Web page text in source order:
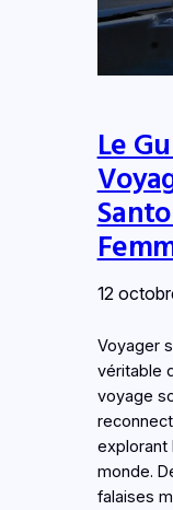
Le
12
Voyager
véritable
voyage
explorant
monde.
falaises